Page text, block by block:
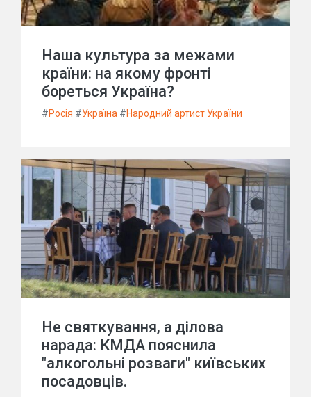
Наша культура за межами
країни: на якому фронті
бореться Україна?
#Росія #Україна #Народний артист України
Не святкування, а ділова
нарада: КМДА пояснила
"алкогольні розваги" київських
посадовців.